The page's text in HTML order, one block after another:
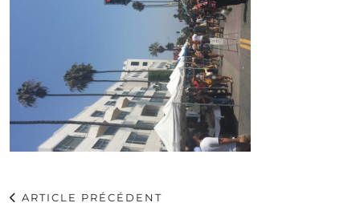
ARTICLE PRÉCÉDENT